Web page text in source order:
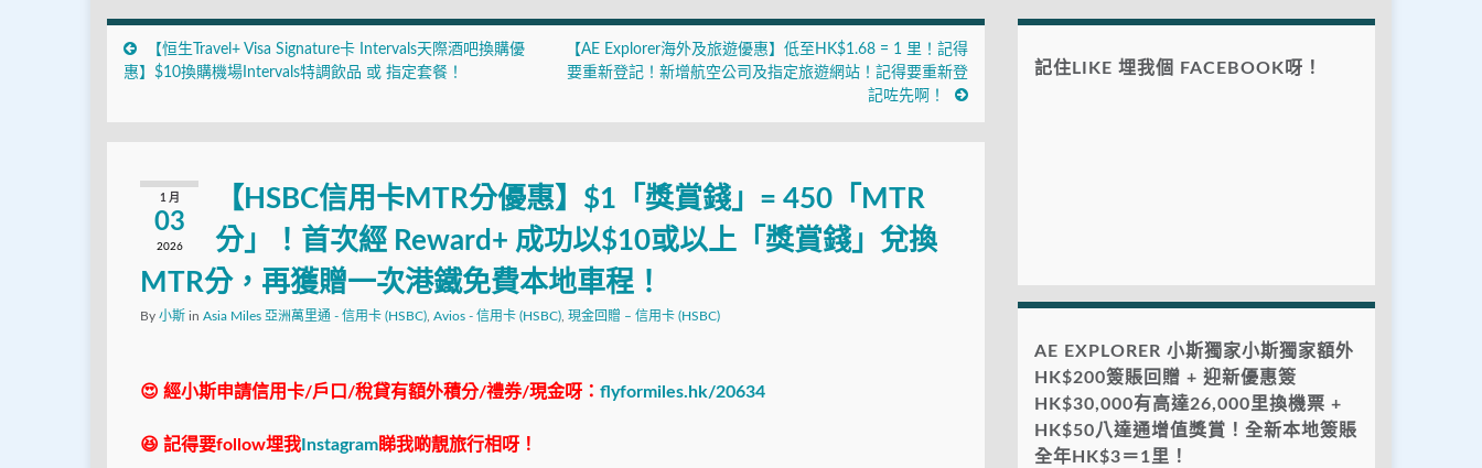
【恒生Travel+ Visa Signature卡 Intervals天際酒吧換購優
惠】$10換購機場Intervals特調飲品 或 指定套餐！
【AE Explorer海外及旅遊優惠】低至HK$1.68 = 1 里！記得
要重新登記！新增航空公司及指定旅遊網站！記得要重新登
記咗先啊！
1 月
03
2026
【HSBC信用卡MTR分優惠】$1「獎賞錢」= 450「MTR
分」！首次經 Reward+ 成功以$10或以上「獎賞錢」兌換
MTR分，再獲贈一次港鐵免費本地車程！
By 小斯 in Asia Miles 亞洲萬里通 - 信用卡 (HSBC) Avios - 信用卡 (HSBC) 現金回贈 – 信用卡 (HSBC)
😍 經小斯申請信用卡/戶口/稅貸有額外積分/禮券/現金呀： flyformiles.hk/20634
😆 記得要follow埋我 Instagram睇我啲靚旅行相呀！
記住LIKE 埋我個 FACEBOOK呀！
AE EXPLORER 小斯獨家小斯獨家額外
HK$200簽賬回贈 + 迎新優惠簽
HK$30,000有高達26,000里換機票 +
HK$50八達通增值獎賞！全新本地簽賬
全年HK$3＝1里！